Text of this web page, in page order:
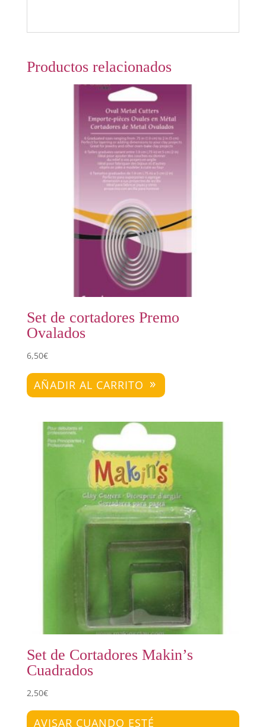
Productos relacionados
Set de cortadores Premo
Ovalados
6,50€
AÑADIR AL CARRITO
Set de Cortadores Makin’s
Cuadrados
2,50€
AVISAR CUANDO ESTÉ